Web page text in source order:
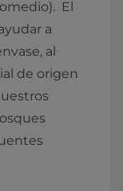
El
a
al
de origen